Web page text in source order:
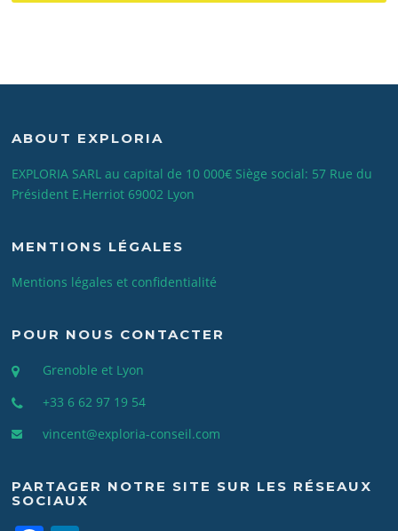
ABOUT EXPLORIA
EXPLORIA SARL au capital de 10 000€ Siège social: 57 Rue du
Président E.Herriot 69002 Lyon
MENTIONS LÉGALES
Mentions légales et confidentialité
POUR NOUS CONTACTER
Grenoble et Lyon
+33 6 62 97 19 54
vincent@exploria-conseil.com
PARTAGER NOTRE SITE SUR LES RÉSEAUX
SOCIAUX